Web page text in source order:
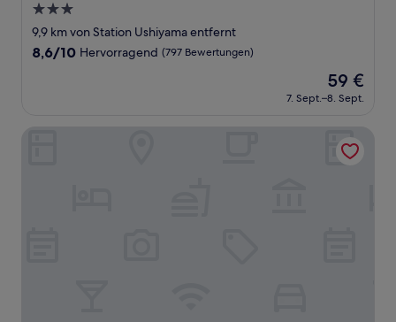
3.0-
Sterne-
Unterkunft
9,9 km von Station Ushiyama entfernt
8.6
Bewertungen)
8,6/10 Hervorragend (797 Bewertungen)
Der
Preis
beträgt
59 €
7. Sept.–8. Sept.